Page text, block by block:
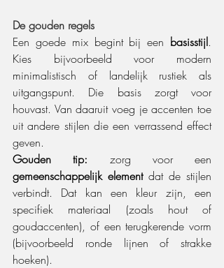
De gouden regels
Een goede mix begint bij een basisstijl.
Kies bijvoorbeeld voor modern
minimalistisch of landelijk rustiek als
uitgangspunt. Die basis zorgt voor
houvast. Van daaruit voeg je accenten toe
uit andere stijlen die een verrassend effect
geven.
Gouden tip:
gemeenschappelijk element dat de stijlen
verbindt. Dat kan een kleur zijn, een
specifiek materiaal (zoals hout of
goudaccenten), of een terugkerende vorm
(bijvoorbeeld ronde lijnen of strakke
hoeken).